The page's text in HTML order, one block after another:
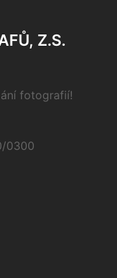
Z.S.
fotografií!
0300